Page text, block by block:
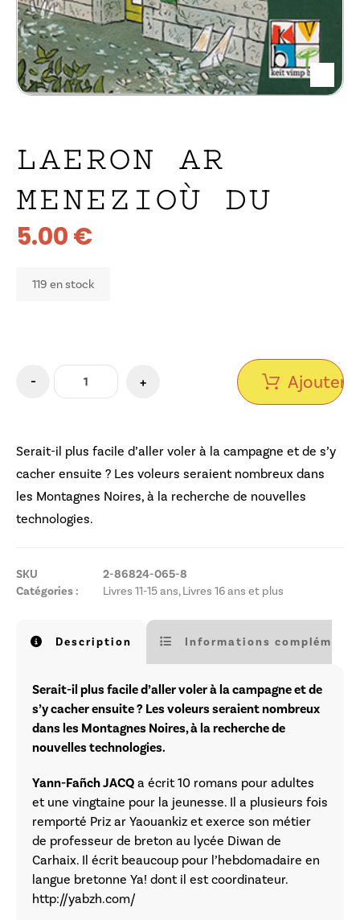
LAERON AR
MENEZIOÙ DU
5.00€
119 en stock
- + Ajouter
Serait-il plus facile d’aller voler à la campagne et de s’y
cacher ensuite ? Les voleurs seraient nombreux dans
les Montagnes Noires, à la recherche de nouvelles
technologies.
SKU
2-86824-065-8
Catégories :
Livres 11-15 ans,Livres 16 ans et plus
Description Informations
Serait-il plus facile d’aller voler à la campagne et de
s’y cacher ensuite ? Les voleurs seraient nombreux
dans les Montagnes Noires, à la recherche de
nouvelles technologies.
Yann-Fañch JACQ a écrit 10 romans pour adultes
et une vingtaine pour la jeunesse. Il a plusieurs fois
remporté Priz ar Yaouankiz et exerce son métier
de professeur de breton au lycée Diwan de
Carhaix. Il écrit beaucoup pour l’hebdomadaire en
langue bretonne Ya! dont il est coordinateur.
http://yabzh.com/